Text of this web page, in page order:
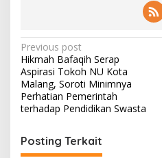
P
o
s
t
a
Previous post
Hikmah Bafaqih Serap
Aspirasi Tokoh NU Kota
Malang, Soroti Minimnya
Perhatian Pemerintah
terhadap Pendidikan Swasta
Posting Terkait